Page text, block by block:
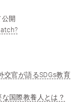
公開
交官が語るSDGs教育
国際教養人とは？